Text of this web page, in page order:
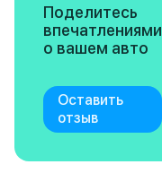
Поделитесь
впечатлениями
о вашем авто
Оставить
отзыв